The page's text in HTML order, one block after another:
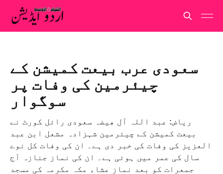
سعودی عرب بیعت کمیشن کے
چیئرمین کی وفات پر
سوگوار
ریاض: عبد اللہ آل ھیضہ سعودی رائل کورٹ نے
بیعت کمیشن کے چیئرمین شہزادہ مشعل ابن عبد
العزیز کی وفات کی خبر دی ہے۔ ان کی وفات کل نوے
سال کی عمر میں ہوئی ہے۔ ان کی نماز جنازہ آج
جمعرات کو بعد نماز عشاء مکہ مکرمہ کی مسجد